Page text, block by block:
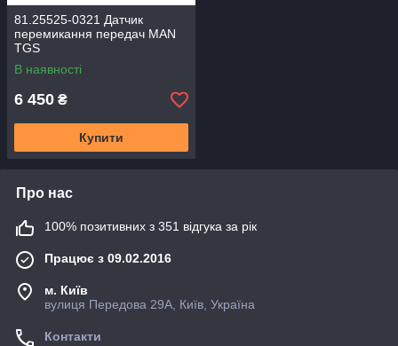
81.25525-0321 Датчик
перемикання передач MAN
TGS
В наявності
6 450 ₴
Купити
Про нас
100% позитивних з 351 відгука за рік
Працює з 09.02.2016
м. Київ
вулиця Передова 29А, Київ, Україна
Контакти